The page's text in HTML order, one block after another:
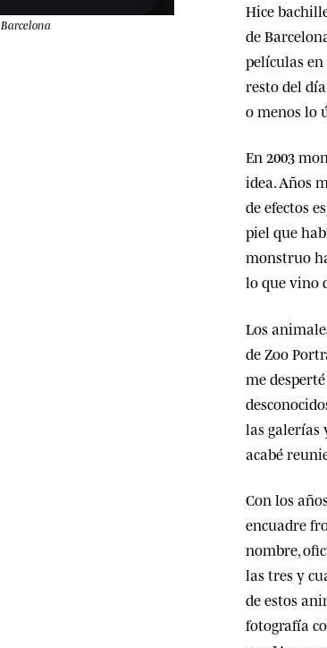
Barcelona
Hice
de
películas
resto del
o menos lo
En 2003
idea. Años
de efectos
piel que
monstruo
lo que vino
Los
de Zoo
me
las galerías
acabé
Con los
encuadre
nombre,
las tres y
de estos
fotografía